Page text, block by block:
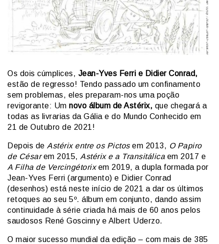
Os dois cúmplices, Jean-Yves Ferri e Didier Conrad,
estão de regresso! Tendo passado um confinamento
sem problemas, eles preparam-nos uma poção
revigorante: Um novo álbum de Astérix, que chegará a
todas as livrarias da Gália e do Mundo Conhecido em
21 de Outubro de 2021!
Depois de Astérix entre os Pictosem 2013, O Papiro
de Césarem 2015, Astérix e a Transitálicaem 2017 e
A Filha de Vercingétorixem 2019, a dupla formada por
Jean-Yves Ferri (argumento) e Didier Conrad
(desenhos) está neste início de 2021 a dar os últimos
retoques ao seu 5º. álbum em conjunto, dando assim
continuidade à série criada há mais de 60 anos pelos
saudosos René Goscinny e Albert Uderzo.
O maior sucesso mundial da edição – com mais de 385